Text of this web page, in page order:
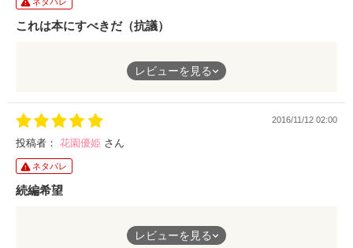
これは本にすべきだ（抗議）
素晴らしい作品ですね！
この6人の関係が絶妙に絡み合っていて、
このストーリーをより、面白くしてくれました！
正直、ストーリーの先が分かりにくくて、
最後まで、読まないと、分からないぐらい
レビューを見る
2016/11/12 02:00
投稿者： 花園優姫 さん
ネタバレ
続編希望
大変面白く読ませてもらいました！もう少し黒崎くんと美優のそ
の後的なのが見たいです……レビューを見る